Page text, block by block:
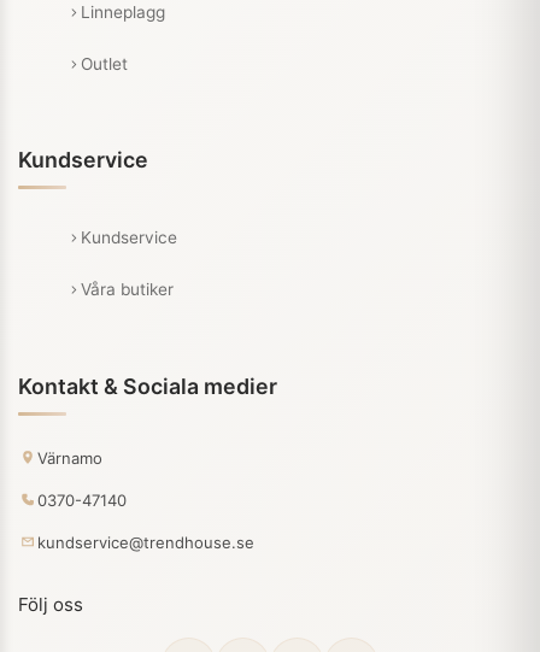
Linneplagg
Outlet
Kundservice
Kundservice
Våra butiker
Kontakt & Sociala medier
Värnamo
0370-47140
kundservice@trendhouse.se
Följ oss